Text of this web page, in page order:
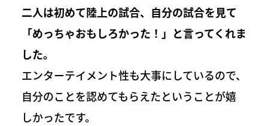
二人は初めて陸上の試合、自分の試合を見て
「めっちゃおもしろかった！」と言ってくれま
した。
エンターテイメント性も大事にしているので、
自分のことを認めてもらえたということが嬉
しかったです。